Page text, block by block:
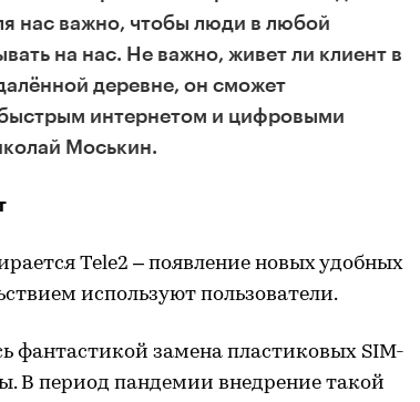
нас важно, чтобы люди в любой
на нас. Не важно, живет ли клиент в
деревне, он сможет
интернетом и цифровыми
Моськин.
Tele2 – появление новых удобных
используют пользователи.
фантастикой замена пластиковых SIM-
В период пандемии внедрение такой